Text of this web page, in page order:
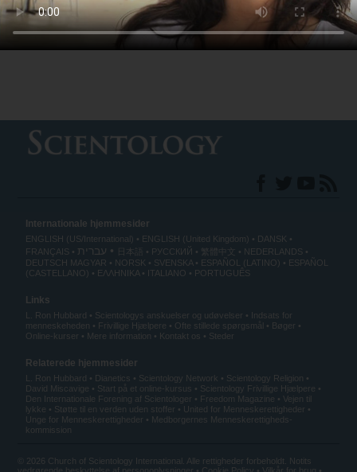
Nordamerika
Internationale hjemmesider
ENGLISH (US/International) ENGLISH (United Kingdom)
DANSK
FRANÇAIS
עברית 日本語 РУССКИЙ 繁體中文
NEDERLANDS
DEUTSCH MAGYAR NORSK SVENSKA ESPAÑOL (LATINO)
ESPAÑOL
(CASTELLANO)
ΕΛΛΗΝΙΚA ITALIANO PORTUGUÊS
Links
L. Ron Hubbard Scientologys anskuelser og udøvelser
Indsats for
menneskeheden
Frivillige Hjælpere Ofte stillede spørgsmål
Bøger
Online-kurser
Mere information Kontakt os Steder
Relaterede hjemmesider
L. Ron Hubbard Dianetics Scientology Network
Scientology Religion
David Miscavige
Start på et online-kursus
Scientology Frivillige Hjælpere
Den Internationale Forening af Scientologer
Freedom Magazine
Vejen til
lykke
Støtte til en verden uden stoffer
United for Menneskerettigheder
Unge for Menneskerettigheder
Medborgernes Menneskerettigheds­
kommission
© 2026 Church of Scientology International. Alle rettigheder forbeholdt. Notits